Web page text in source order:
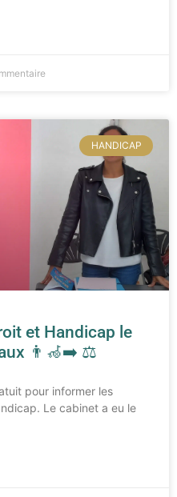
HANDICAP
et Handicap le
👨‍🦽‍➡️ ⚖️
pour informer les
Le cabinet a eu le